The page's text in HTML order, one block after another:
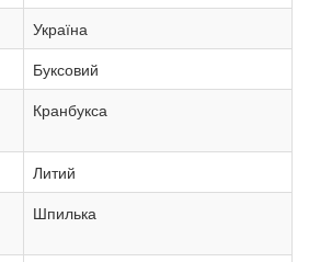
Україна
Буксовий
Кранбукса
Литий
Шпилька